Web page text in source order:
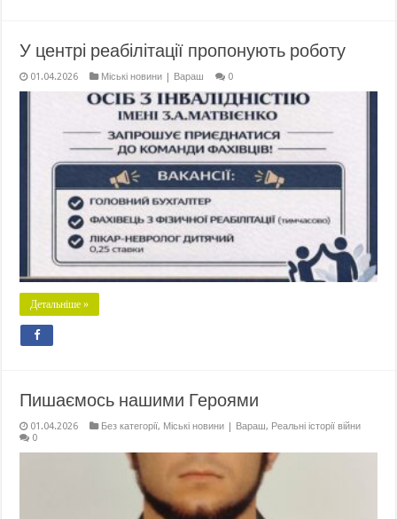
У центрі реабілітації пропонують роботу
01.04.2026 Міські новини | Вараш 0
Детальніше »
Пишаємось нашими Героями
01.04.2026 Без категорії, Міські новини | Вараш, Реальні історії війни
0